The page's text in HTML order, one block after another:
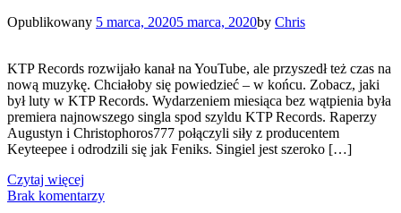
Opublikowany 5 marca, 20205 marca, 2020by Chris
KTP Records rozwijało kanał na YouTube, ale przyszedł też czas na
nową muzykę. Chciałoby się powiedzieć – w końcu. Zobacz, jaki
był luty w KTP Records. Wydarzeniem miesiąca bez wątpienia była
premiera najnowszego singla spod szyldu KTP Records. Raperzy
Augustyn i Christophoros777 połączyli siły z producentem
Keyteepee i odrodzili się jak Feniks. Singiel jest szeroko […]
Czytaj więcej
Brak komentarzy